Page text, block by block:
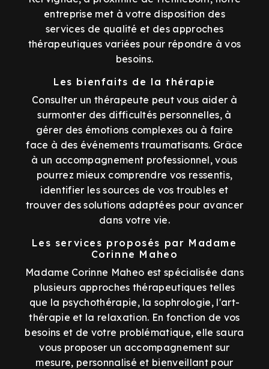
entreprise met à votre disposition des
services de qualité et des approches
thérapeutiques variées pour répondre à vos
besoins.
Les bienfaits de la thérapie
Consulter un thérapeute peut vous aider à
surmonter des difficultés personnelles, à
gérer des émotions complexes ou à faire
face à des événements traumatisants. Grâce
à un accompagnement professionnel, vous
pourrez mieux comprendre vos ressentis,
identifier les sources de vos troubles et
trouver des solutions adaptées pour avancer
dans votre vie.
Les services proposés par Madame
Corinne Maheo
Madame Corinne Maheo est spécialisée dans
plusieurs approches thérapeutiques telles
que la psychothérapie, la sophrologie, l'art-
thérapie et la relaxation. En fonction de vos
besoins et de votre problématique, elle saura
vous proposer un accompagnement sur
mesure, personnalisé et bienveillant pour